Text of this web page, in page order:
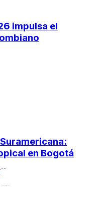
impulsa el
en Bogotá